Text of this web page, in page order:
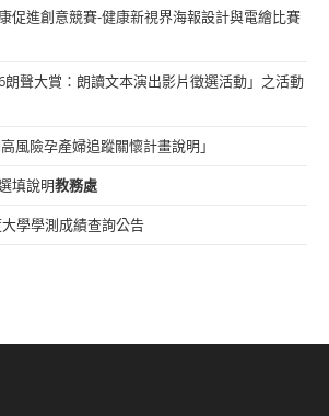
促進創意競賽-健康新視界海報設計與電繪比賽
朗聲大賞：朗讀文本演出影片徵選活動」之活動
風險孕產婦追蹤關懷計畫說明」
填說明教務處
學學測成績查詢公告